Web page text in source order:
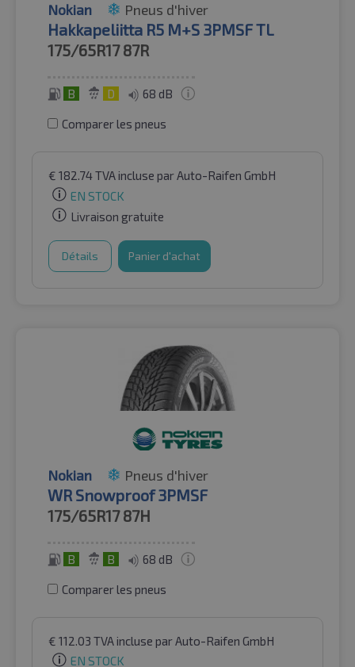
Nokian Pneus d'hiver
Hakkapeliitta R5 M+S 3PMSF TL
175/65R17 87R
B D 68 dB
Comparer les pneus
€ 182.74TVA incluse par Auto-Raifen GmbH
EN STOCK
Livraison gratuite
Détails Panier d'achat
Nokian Pneus d'hiver
WR Snowproof 3PMSF
175/65R17 87H
B B 68 dB
Comparer les pneus
€ 112.03 TVA incluse par Auto-Raifen GmbH
EN STOCK